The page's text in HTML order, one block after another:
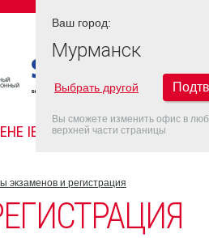
IELTS FAQ ДАТЫ IELTS
экзаменов и регистрация
Ваш город:
Мурманск
Выбрать другой
Вы сможете изменить офис в
верхней части страницы